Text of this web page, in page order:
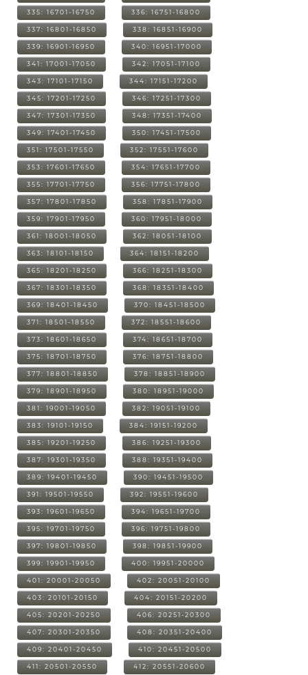
335: 16701-16750 336: 16751-16800
337: 16801-16850 338: 16851-16900
339: 16901-16950 340: 16951-17000
341: 17001-17050 342: 17051-17100
343: 17101-17150 344: 17151-17200
345: 17201-17250 346: 17251-17300
347: 17301-17350 348: 17351-17400
349: 17401-17450 350: 17451-17500
351: 17501-17550 352: 17551-17600
353: 17601-17650 354: 17651-17700
355: 17701-17750 356: 17751-17800
357: 17801-17850 358: 17851-17900
359: 17901-17950 360: 17951-18000
361: 18001-18050 362: 18051-18100
363: 18101-18150 364: 18151-18200
365: 18201-18250 366: 18251-18300
367: 18301-18350 368: 18351-18400
369: 18401-18450 370: 18451-18500
371: 18501-18550 372: 18551-18600
373: 18601-18650 374: 18651-18700
375: 18701-18750 376: 18751-18800
377: 18801-18850 378: 18851-18900
379: 18901-18950 380: 18951-19000
381: 19001-19050 382: 19051-19100
383: 19101-19150 384: 19151-19200
385: 19201-19250 386: 19251-19300
387: 19301-19350 388: 19351-19400
389: 19401-19450 390: 19451-19500
391: 19501-19550 392: 19551-19600
393: 19601-19650 394: 19651-19700
395: 19701-19750 396: 19751-19800
397: 19801-19850 398: 19851-19900
399: 19901-19950 400: 19951-20000
401: 20001-20050 402: 20051-20100
403: 20101-20150 404: 20151-20200
405: 20201-20250 406: 20251-20300
407: 20301-20350 408: 20351-20400
409: 20401-20450 410: 20451-20500
411: 20501-20550 412: 20551-20600